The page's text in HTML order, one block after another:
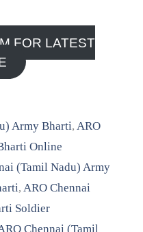
FOR LATEST
Army Bharti, ARO
Online
(Tamil Nadu) Army
, ARO Chennai
Soldier
Chennai (Tamil